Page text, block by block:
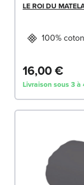
LE ROI DU
100% coton
16,00 €
Livraison sous 3 à